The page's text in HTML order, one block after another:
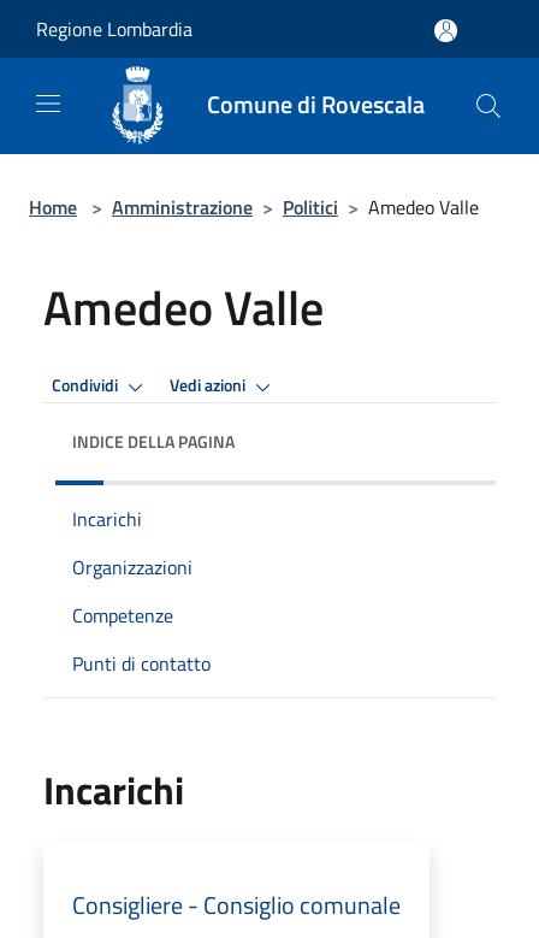
Regione Lombardia
Comune di Rovescala
Home > Amministrazione > Politici > Amedeo Valle
Amedeo Valle
Condividi Vedi azioni
INDICE DELLA PAGINA
Incarichi
Organizzazioni
Competenze
Punti di contatto
Incarichi
Consigliere - Consiglio comunale